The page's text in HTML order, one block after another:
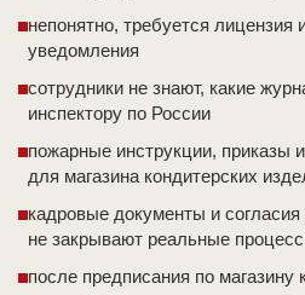
непонятно, требуется лицензия
уведомления
сотрудники не знают, какие
инспектору по России
пожарные инструкции, приказы
для магазина кондитерских
кадровые документы и
не закрывают реальные
после предписания по магазину